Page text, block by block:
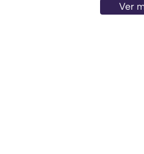
Ver